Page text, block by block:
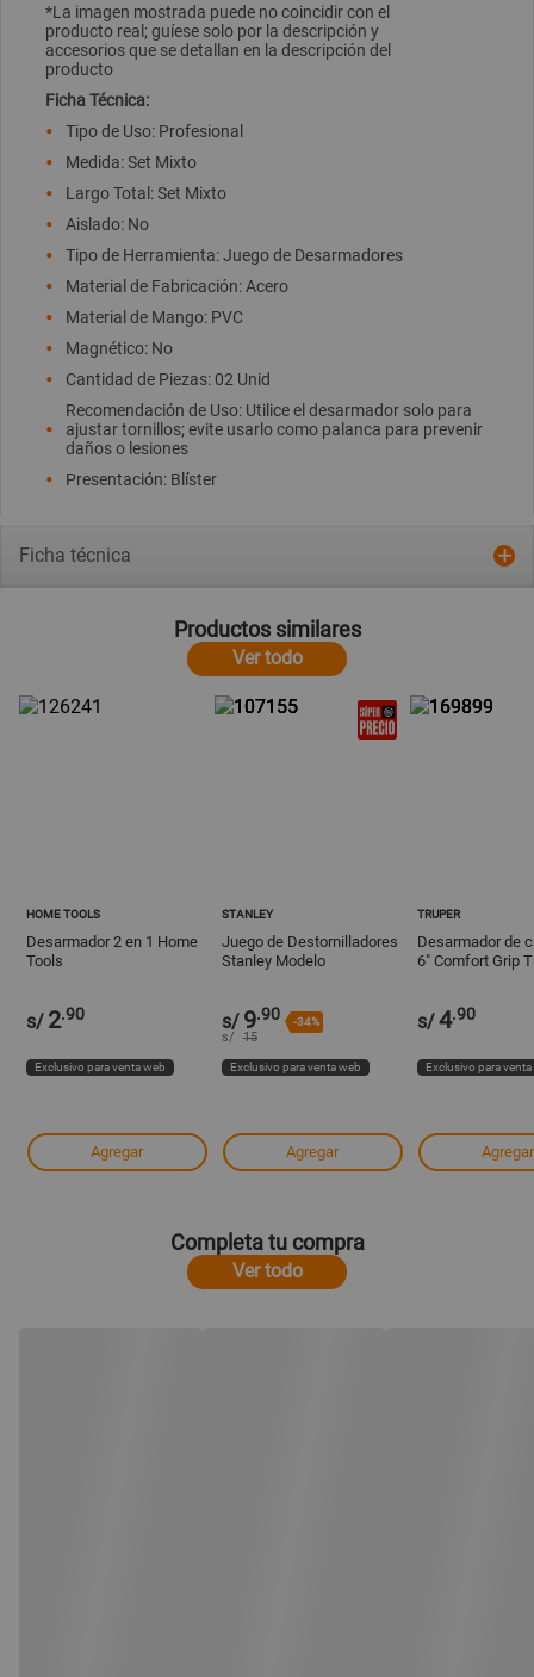
*La imagen mostrada puede no coincidir con el
producto real; guíese solo por la descripción y
accesorios que se detallan en la descripción del
producto
Ficha Técnica:
Tipo de Uso: Profesional
Medida: Set Mixto
Largo Total: Set Mixto
Aislado: No
Tipo de Herramienta: Juego de Desarmadores
Material de Fabricación: Acero
Material de Mango: PVC
Magnético: No
Cantidad de Piezas: 02 Unid
Recomendación de Uso: Utilice el desarmador solo para
ajustar tornillos; evite usarlo como palanca para prevenir
daños o lesiones
Presentación: Blíster
Ficha técnica
Productos similares
Ver todo
HOME TOOLS
Desarmador 2 en 1 Home
Tools
s/ 2.90
Exclusivo para venta web
Agregar
STANLEY
Juego de Destornilladores
Stanley Modelo
s/ 9.90 -34%
s/ 15
Exclusivo para venta web
Agregar
TRUPER
Desarmador de
6" Comfort Grip
s/4.90
Exclusivo para
Agregar
Completa tu compra
Ver todo